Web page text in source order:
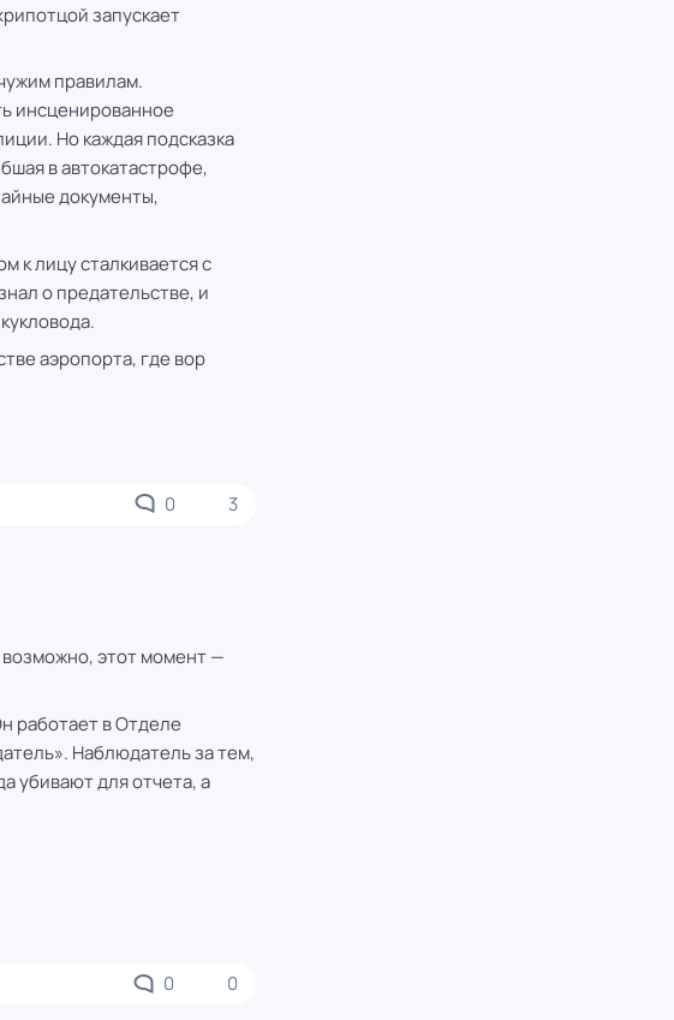
запускает
правилам.
инсценированное
Но каждая подсказка
в автокатастрофе,
документы,
к лицу сталкивается с
о предательстве, и
аэропорта, где вор
0 3
этот момент —
работает в Отделе
Наблюдатель за тем,
убивают для отчета, а
0 0